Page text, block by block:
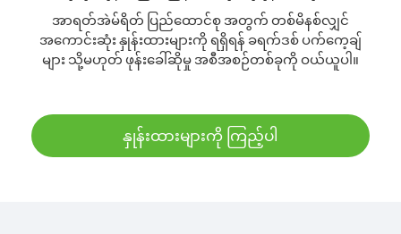
အာရတ်အဲမ်ရိတ် ပြည်ထောင်စု အတွက် တစ်မိနစ်လျှင်
အကောင်းဆုံး နှုန်းထားများကို ရရှိရန် ခရက်ဒစ် ပက်ကေ့ချ်
များ သို့မဟုတ် ဖုန်းခေါ်ဆိုမှု အစီအစဉ်တစ်ခုကို ဝယ်ယူပါ။
နှုန်းထားများကို ကြည့်ပါ